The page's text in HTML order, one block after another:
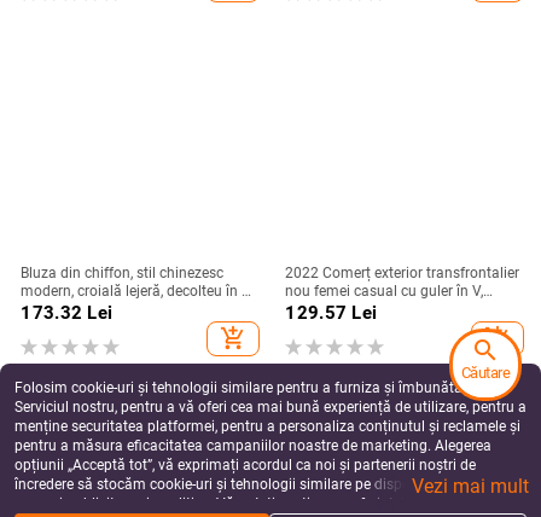
Bluza din chiffon, stil chinezesc
modern, croială lejeră, decolteu în V,
mâneci 3/4, imprimeu, top versatil
173.32 Lei
add_shopping_cart
2022 Comerț exterior transfrontalier
nou femei casual cu guler în V,
mânecă lungă, pulover lejer din
dantelă, culoare transparentă,
tricou pentru femei
129.57 Lei
add_shopping_cart
Folosim cookie-uri și tehnologii similare pentru a furniza și îmbunătăți
Serviciul nostru, pentru a vă oferi cea mai bună experiență de utilizare, pentru a
menține securitatea platformei, pentru a personaliza conținutul și reclamele și
pentru a măsura eficacitatea campaniilor noastre de marketing. Alegerea
opțiunii „Acceptă tot”, vă exprimați acordul ca noi și partenerii noștri de
încredere să stocăm cookie-uri și tehnologii similare pe dispozitivul dvs. în
scopuri publicitare și analitice. Vă puteți gestiona preferințele în orice moment
Vezi mai mult
search
Căutare